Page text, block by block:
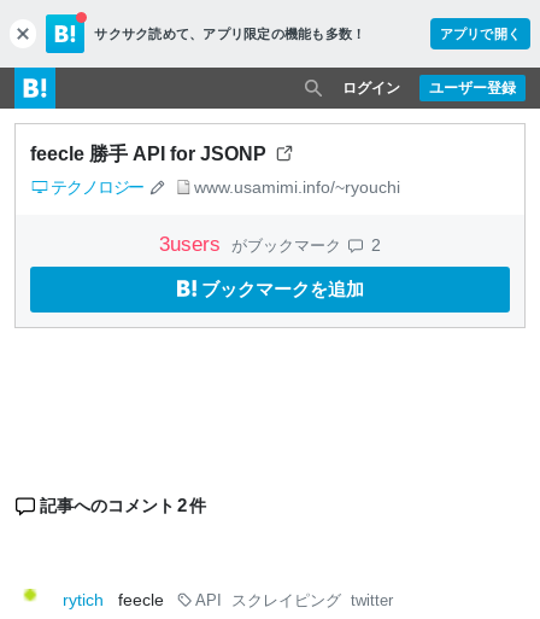
c
l
o
s
e
サクサク読めて、 アプリ限定の機能も多数！ アプリで開く
ユーザー登録
ログイン
feecle 勝手 API for JSONP
テクノロジー www.usamimi.info/~ryouchi
3users がブックマーク 2
ブックマークを追加
記事へのコメント 2件
rytich feecle API スクレイピング twitter